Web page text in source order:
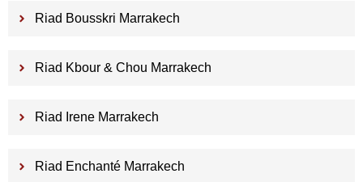
Riad Bousskri Marrakech
Riad Kbour & Chou Marrakech
Riad Irene Marrakech
Riad Enchanté Marrakech